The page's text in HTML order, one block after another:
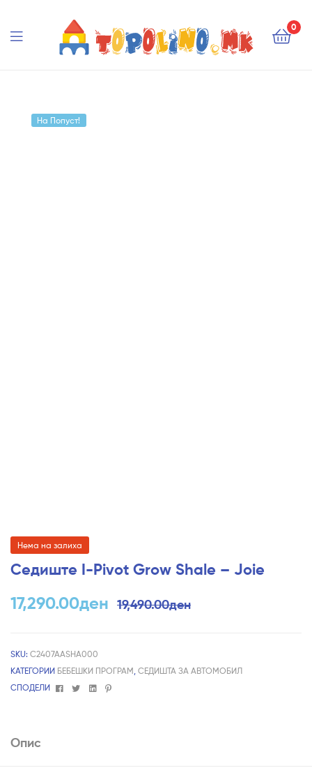
0
На Попуст!
Нема на залиха
Седиште I-Pivot Grow Shale – Joie
19,490.00ден
17,290.00ден
SKU: C2407AASHA000
КАТЕГОРИИ БЕБЕШКИ ПРОГРАМ СЕДИШТА ЗА АВТОМОБИЛ
СПОДЕЛИ
FacebookTwitterLinkedin
Pinterest
Опис